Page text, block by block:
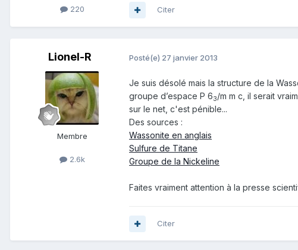
220 Citer
Lionel-R
Membre
2.6k
Posté(e) 27 janvier 2013
Je suis désolé mais la structure de la
groupe d’espace P 63/m m c, il serait
sur le net, c'est pénible...
Des sources :
Wassonite en anglais
Sulfure de Titane
Groupe de la Nickeline
Faites vraiment attention à la presse
Citer